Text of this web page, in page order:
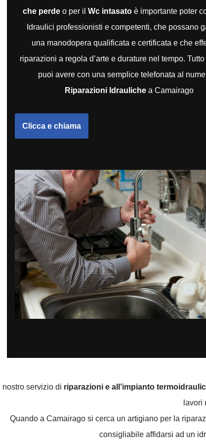
che perde o per ilWc intasato è importante poter
Idraulici professionisti e competenti, che possano
una manodopera qualificata e certificata e che
riparazioni a regola d’arte e durature nel tempo.
puoi avere con una semplice telefonata al
Riparazioni Idrauliche a Camairago
Clicca e chiama
Il nostro servizio di riparazioni e all’impianto
lavori
Quando a Camairago si cerca un artigiano per la
consigliabile affidarsi ad un